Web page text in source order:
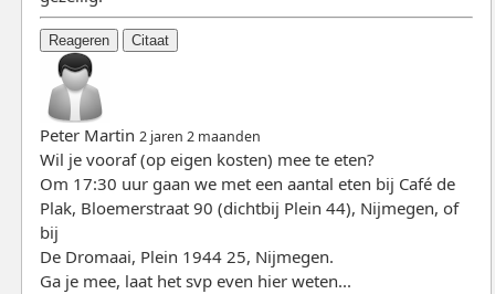
Reageren Citaat
Peter Martin 2 jaren 2 maanden
Wil je vooraf (op eigen kosten) mee te eten?
Om 17:30 uur gaan we met een aantal eten bij Café de
Plak, Bloemerstraat 90 (dichtbij Plein 44), Nijmegen, of
bij
De Dromaai, Plein 1944 25, Nijmegen.
Ga je mee, laat het svp even hier weten...